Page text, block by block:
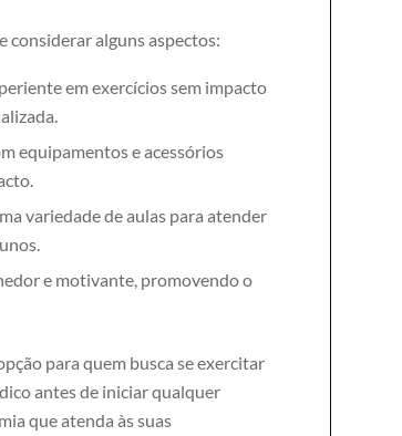
considerar alguns aspectos:
em exercícios sem impacto
equipamentos e acessórios
variedade de aulas para atender
e motivante, promovendo o
para quem busca se exercitar
antes de iniciar qualquer
que atenda às suas